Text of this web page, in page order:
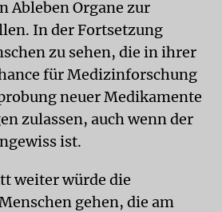
Ableben Organe zur
In der Fortsetzung
zu sehen, die in ihrer
für Medizinforschung
neuer Medikamente
zulassen, auch wenn der
ist.
weiter würde die
gehen, die am